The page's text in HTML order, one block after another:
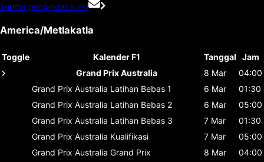
Terima pengingat surel
America/Metlakatla
Toggle Kalender F1 Tanggal
Jam
Grand Prix Australia
8 Mar
04:00
Grand Prix Australia Latihan Bebas 1 6 Mar
01:30
Grand Prix Australia Latihan Bebas 2 6 Mar
05:00
Grand Prix Australia Latihan Bebas 3 7 Mar
01:30
Grand Prix Australia Kualifikasi 7 Mar
05:00
Grand Prix Australia Grand Prix 8 Mar
04:00